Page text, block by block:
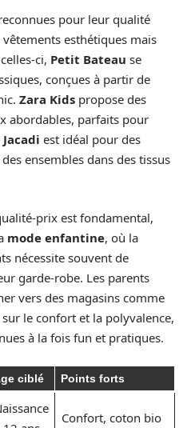
pour leur qualité
esthétiques mais
ci, Petit Bateau se
conçues à partir de
Zara Kids propose des
abordables, parfaits pour
Jacadi est idéal pour des
ensembles dans des tissus
prix est fondamental,
mode enfantine, où la
nécessite souvent de
garde-robe. Les parents
vers des magasins comme
le confort et la polyvalence,
à la fois fun et pratiques.
ciblé Points forts
Confort, coton bio